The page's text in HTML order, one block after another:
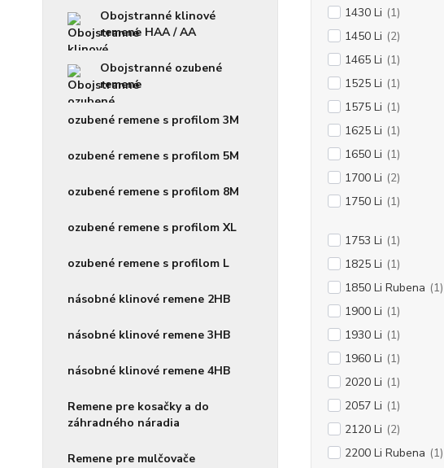
Obojstranné klinové
remene HAA / AA
Obojstranné ozubené
remene
ozubené remene s profilom 3M
ozubené remene s profilom 5M
ozubené remene s profilom 8M
ozubené remene s profilom XL
ozubené remene s profilom L
násobné klinové remene 2HB
násobné klinové remene 3HB
násobné klinové remene 4HB
Remene pre kosačky a do
záhradného náradia
Remene pre mulčovače
1430 Li (1)
1450 Li (2)
1465 Li (1)
1525 Li (1)
1575 Li (1)
1625 Li (1)
1650 Li (1)
1700 Li (2)
1750 Li (1)
1753 Li (1)
1825 Li (1)
1850 Li Rubena (1)
1900 Li (1)
1930 Li (1)
1960 Li (1)
2020 Li (1)
2057 Li (1)
2120 Li (2)
2200 Li Rubena (1)